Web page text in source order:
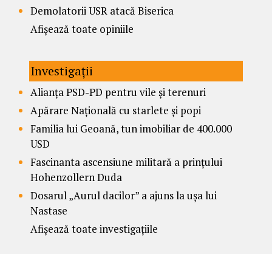
Demolatorii USR atacă Biserica
Afișează toate opiniile
Investigații
Alianța PSD-PD pentru vile și terenuri
Apărare Națională cu starlete și popi
Familia lui Geoană, tun imobiliar de 400.000
USD
Fascinanta ascensiune militară a prințului
Hohenzollern Duda
Dosarul „Aurul dacilor” a ajuns la ușa lui
Nastase
Afișează toate investigațiile